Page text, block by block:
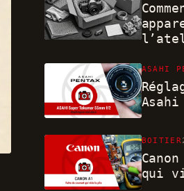
ASAHI
Asahi
BOITIER
qui